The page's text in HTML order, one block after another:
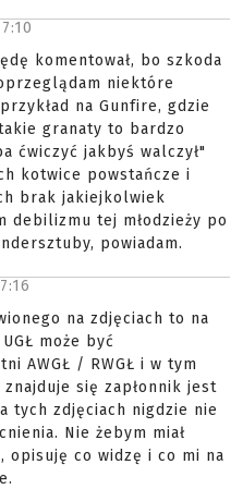
komentował, bo szkoda
niektóre
na Gunfire, gdzie
granaty to bardzo
ćwiczyć jakbyś walczył"
kotwice powstańcze i
brak jakiejkolwiek
debilizmu tej młodzieży po
powiadam.
na zdjęciach to na
może być
AWGŁ / RWGŁ i w tym
się zapłonnik jest
tych zdjęciach nigdzie nie
Nie żebym miał
opisuję co widzę i co mi na